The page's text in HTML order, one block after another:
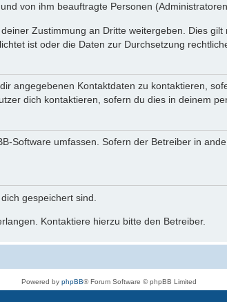
von ihm beauftragte Personen
Zustimmung an Dritte weitergeben. Dies
ist oder die Daten zur Durchsetzung
angegebenen Kontaktdaten zu kontaktieren,
dich kontaktieren, sofern du dies in deinem
Software umfassen. Sofern der Betreiber in
gespeichert sind.
Kontaktiere hierzu bitte den Betreiber.
Powered by phpBB® Forum Software © phpBB Limited